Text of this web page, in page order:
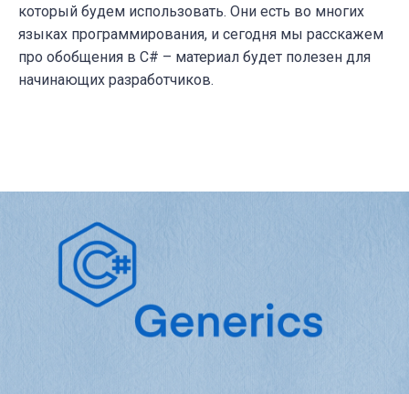
который будем использовать. Они есть во многих
языках программирования, и сегодня мы расскажем
про обобщения в C# – материал будет полезен для
начинающих разработчиков.